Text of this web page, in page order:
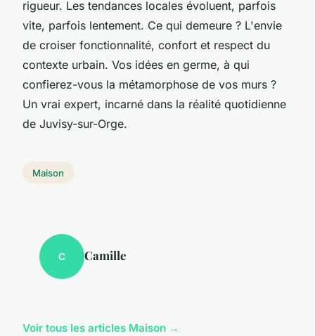
rigueur. Les tendances locales évoluent, parfois
vite, parfois lentement. Ce qui demeure ? L'envie
de croiser fonctionnalité, confort et respect du
contexte urbain. Vos idées en germe, à qui
confierez-vous la métamorphose de vos murs ?
Un vrai expert, incarné dans la réalité quotidienne
de Juvisy-sur-Orge.
Maison
C Camille
Voir tous les articles Maison →